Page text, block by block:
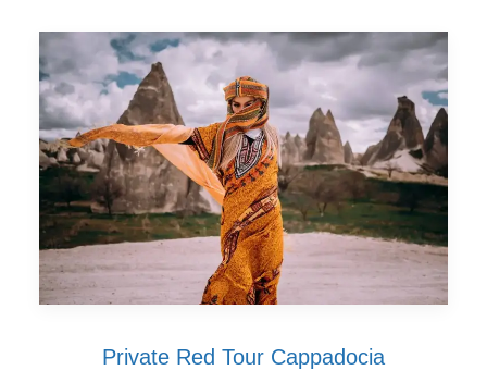
Private Red Tour Cappadocia